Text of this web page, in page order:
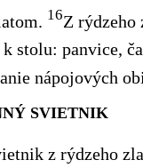
16Z rýdzeho
stolu: panvice,
nápojových
SVIETNIK
z rýdzeho